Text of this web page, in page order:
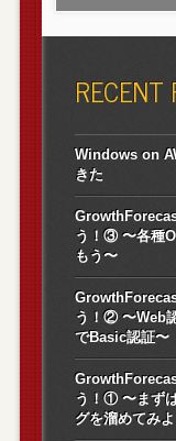
RECENT
Windows on
きた
う！③ 〜各種
もう〜
う！② 〜Web
でBasic認証〜
う！① 〜まず
グを溜めてみ